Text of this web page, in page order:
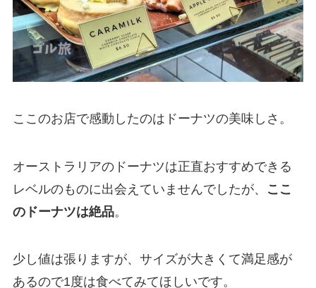
ここのお店で感動したのはドーナツの美味しさ。
オーストラリアのドーナツは正直おすすめできる
レベルのものに出会えていませんでしたが、
ここ
のドーナツは絶品。
少し値は張りますが、サイズが大きくて満足感が
あるので1度は食べてみてほしいです。